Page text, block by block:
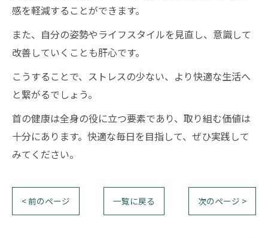
感を軽減することができます。
また、自分の姿勢やライフスタイルを見直し、意識して
改善していくことも肝心です。
こうすることで、ストレスの少ない、より快適な生活へ
と繋がるでしょう。
首の健康は全身の役に立つ要素であり、取り組む価値は
十分にあります。快適な毎日を目指して、ぜひ実践して
みてください。
< 前のページ 一覧に戻る 次のページ >